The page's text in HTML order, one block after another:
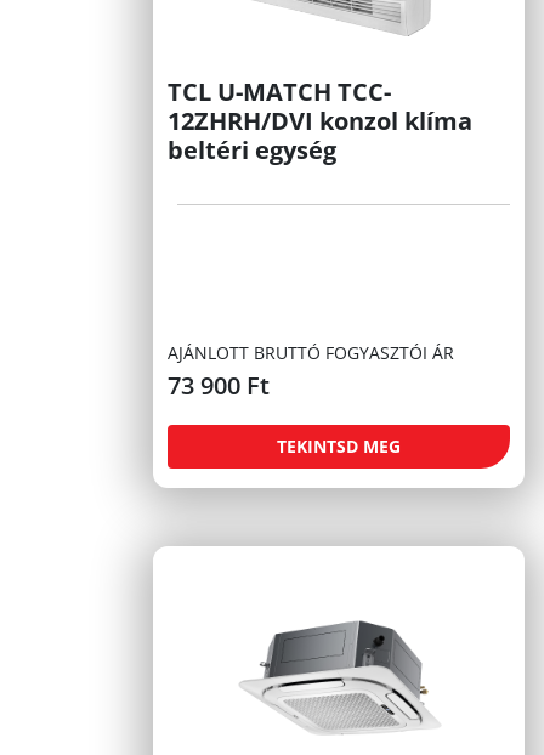
TCL U-MATCH TCC-
12ZHRH/DVI konzol klíma
beltéri egység
AJÁNLOTT BRUTTÓ FOGYASZTÓI ÁR
73 900 Ft
TEKINTSD MEG